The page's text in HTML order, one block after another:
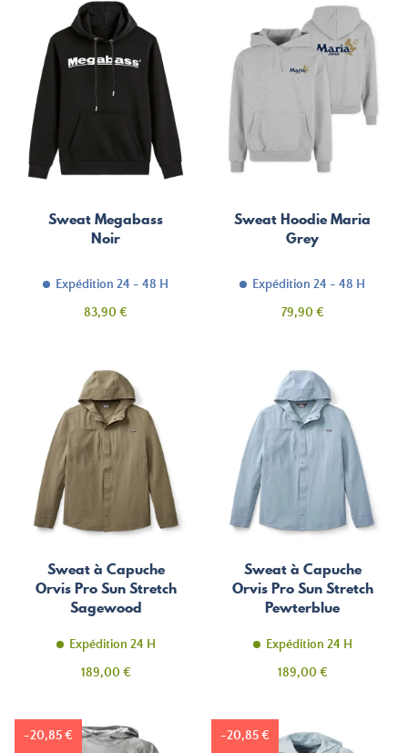
Sweat Megabass
Noir
Expédition 24 - 48 H
Prix
83,90 €
Sweat Hoodie Maria
Grey
Expédition 24 - 48 H
Prix
79,90 €
Sweat à Capuche
Orvis Pro Sun Stretch
Sagewood
Expédition 24 H
Prix
189,00 €
Sweat à Capuche
Orvis Pro Sun Stretch
Pewterblue
Expédition 24 H
Prix
189,00 €
-20,85 € -20,85 €